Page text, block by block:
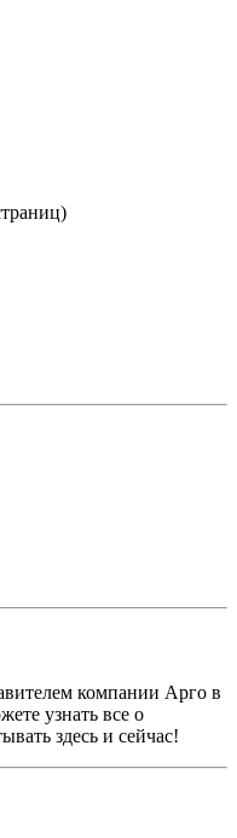
компании Арго в
узнать все о
здесь и сейчас!